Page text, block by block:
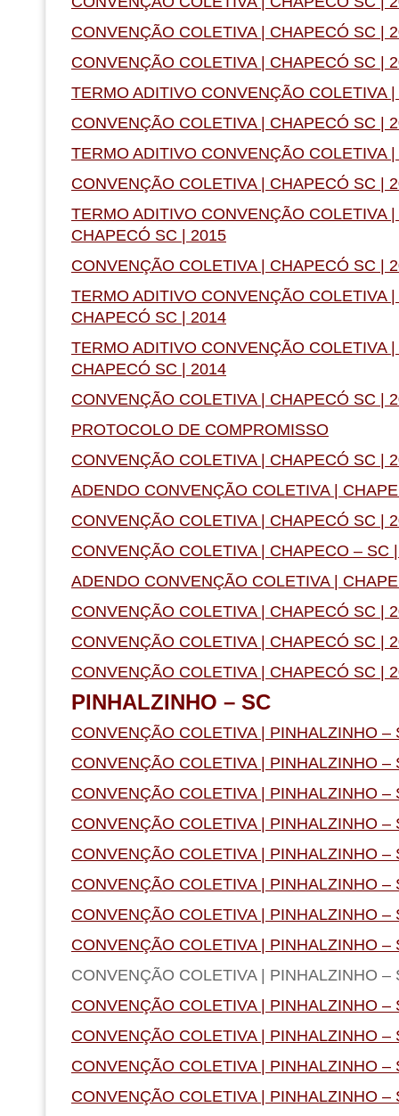
CONVENÇÃO COLETIVA | CHAPECÓ SC |
CONVENÇÃO COLETIVA | CHAPECÓ SC |
TERMO ADITIVO CONVENÇÃO COLETIVA
CONVENÇÃO COLETIVA | CHAPECÓ SC |
TERMO ADITIVO CONVENÇÃO COLETIVA
CONVENÇÃO COLETIVA | CHAPECÓ SC |
TERMO ADITIVO CONVENÇÃO COLETIVA
CHAPECÓ SC | 2015
CONVENÇÃO COLETIVA | CHAPECÓ SC |
TERMO ADITIVO CONVENÇÃO COLETIVA
CHAPECÓ SC | 2014
TERMO ADITIVO CONVENÇÃO COLETIVA
CHAPECÓ SC | 2014
CONVENÇÃO COLETIVA | CHAPECÓ SC |
PROTOCOLO DE COMPROMISSO
CONVENÇÃO COLETIVA | CHAPECÓ SC |
ADENDO CONVENÇÃO COLETIVA |
CONVENÇÃO COLETIVA | CHAPECÓ SC |
CONVENÇÃO COLETIVA | CHAPECO – SC
ADENDO CONVENÇÃO COLETIVA |
CONVENÇÃO COLETIVA | CHAPECÓ SC |
CONVENÇÃO COLETIVA | CHAPECÓ SC |
CONVENÇÃO COLETIVA | CHAPECÓ SC |
PINHALZINHO – SC
CONVENÇÃO COLETIVA | PINHALZINHO –
CONVENÇÃO COLETIVA | PINHALZINHO –
CONVENÇÃO COLETIVA | PINHALZINHO –
CONVENÇÃO COLETIVA | PINHALZINHO –
CONVENÇÃO COLETIVA | PINHALZINHO –
CONVENÇÃO COLETIVA | PINHALZINHO –
CONVENÇÃO COLETIVA | PINHALZINHO –
CONVENÇÃO COLETIVA | PINHALZINHO –
CONVENÇÃO COLETIVA | PINHALZINHO –
CONVENÇÃO COLETIVA | PINHALZINHO –
CONVENÇÃO COLETIVA | PINHALZINHO –
CONVENÇÃO COLETIVA | PINHALZINHO –
CONVENÇÃO COLETIVA | PINHALZINHO –